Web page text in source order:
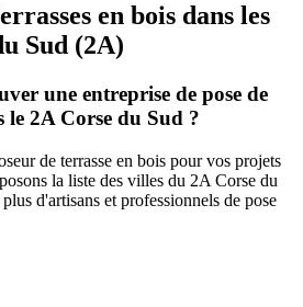
en bois dans les
Sud (2A)
une entreprise de pose de
le 2A Corse du Sud ?
de terrasse en bois pour vos projets
la liste des villes du 2A Corse du
d'artisans et professionnels de pose